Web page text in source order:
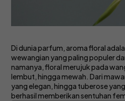
Di dunia parfum, aroma floral
wewangian yang paling populer
namanya, floral merujuk pada
lembut, hingga mewah. Dari
yang elegan, hingga tuberose
berhasil memberikan sentuhan